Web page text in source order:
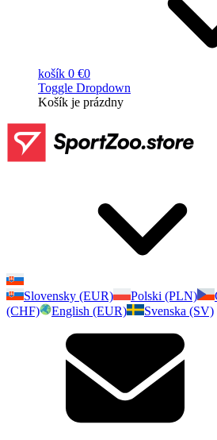
košík 0 €0
Toggle Dropdown
Košík je prázdny
Slovensky (EUR)
Polski (PLN)
(CHF)
English (EUR) Svenska (SV)